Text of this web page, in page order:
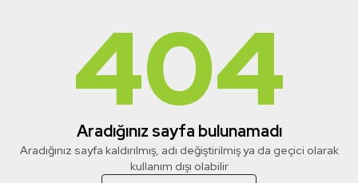
404
Aradığınız sayfa bulunamadı
Aradığınız sayfa kaldırılmış, adı değiştirilmiş ya da geçici olarak
kullanım dışı olabilir